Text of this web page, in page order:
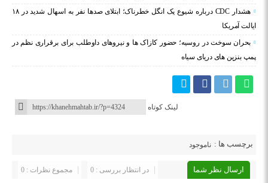
هشدار CDC درباره شیوع یک انگل خطرناک؛ ابتلای صدها نفر به اسهال شدید در ۱۸
ایالت آمریکا
بحران سوخت در روسیه؛ حضور کازاک‌ ها و نیروهای داوطلب برای برقراری نظم در
پمپ بنزین‌ های دریای سیاه
لینک کوتاه
برچسب ها : ناموجود
ارسال نظر شما مجموع نظرات : 0 در انتظار بررسی : 0